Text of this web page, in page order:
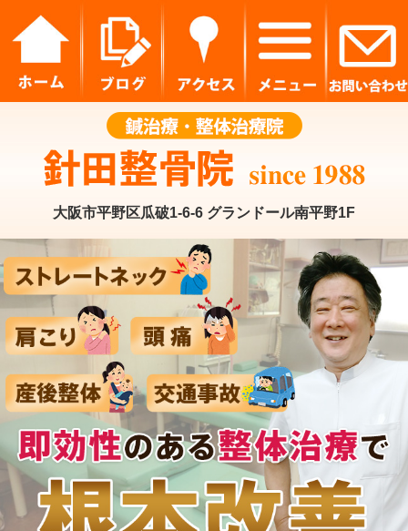
大阪市平野区瓜破1-6-6 グランドール南平野1F